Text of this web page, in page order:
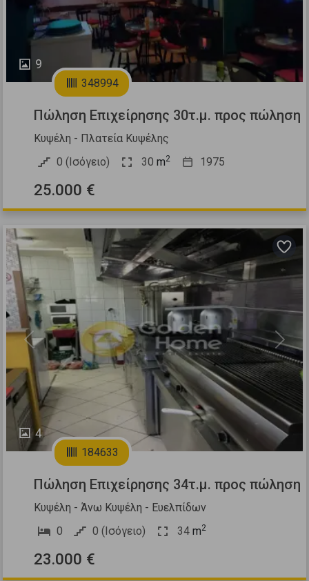
9
348994
Πώληση Επιχείρησης 30τ.μ. προς πώληση
Κυψέλη - Πλατεία Κυψέλης
0 (Ισόγειο)
30 m2 1975
25.000 €
4
Previous Next
184633
Πώληση Επιχείρησης 34τ.μ. προς πώληση
Κυψέλη - Άνω Κυψέλη - Ευελπίδων
0
0 (Ισόγειο) 34 m2
23.000 €